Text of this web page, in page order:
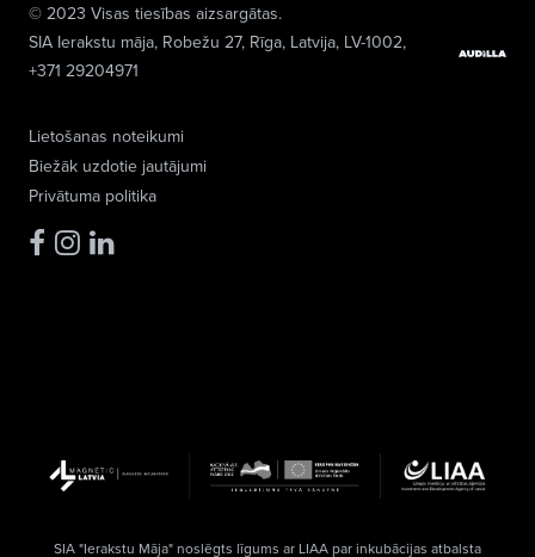
Lietošanas noteikumi
Biežāk uzdotie jautājumi
Privātuma politika
© 2023 Visas tiesības aizsargātas.
SIA Ierakstu māja, Robežu 27, Rīga, Latvija, LV-1002,
+371 29204971
SIA "Ierakstu Māja" noslēgts līgums ar LIAA par inkubācijas atbalsta